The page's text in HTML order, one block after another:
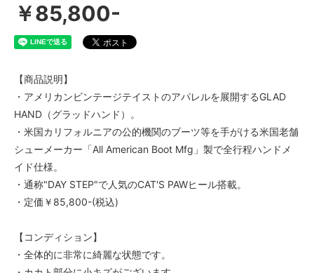
￥85,800-
【商品説明】
・アメリカンビンテージテイストのアパレルを展開するGLAD
HAND（グラッドハンド）。
・米国カリフォルニアの公的機関のブーツ等を手がける米国老舗
シューメーカー「All American Boot Mfg」製で全行程ハンドメ
イド仕様。
・通称"DAY STEP"で人気のCAT'S PAWヒール搭載。
・定価￥85,800-(税込)
【コンディション】
・全体的に非常に綺麗な状態です。